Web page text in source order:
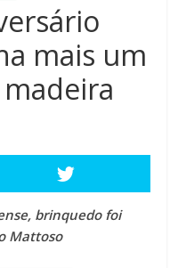
mais um
brinquedo foi
Mattoso